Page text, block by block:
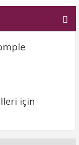
için